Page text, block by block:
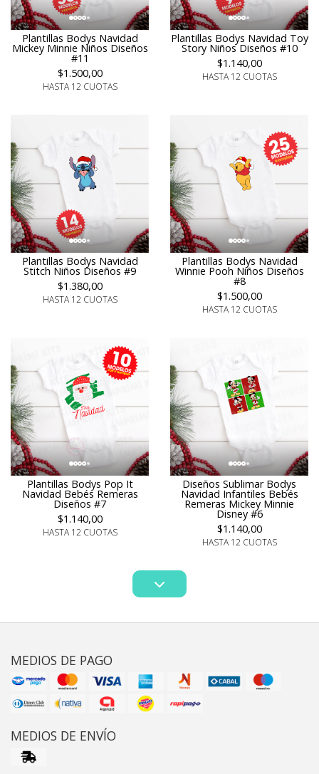
Plantillas Bodys Navidad
Mickey Minnie Niños Diseños
#11
$1.500,00
HASTA 12 CUOTAS
Plantillas Bodys Navidad Toy
Story Niños Diseños #10
$1.140,00
HASTA 12 CUOTAS
Plantillas Bodys Navidad
Stitch Niños Diseños #9
$1.380,00
HASTA 12 CUOTAS
Plantillas Bodys Navidad
Winnie Pooh Niños Diseños
#8
$1.500,00
HASTA 12 CUOTAS
Plantillas Bodys Pop It
Navidad Bebés Remeras
Diseños #7
$1.140,00
HASTA 12 CUOTAS
Diseños Sublimar Bodys
Navidad Infantiles Bebés
Remeras Mickey Minnie
Disney #6
$1.140,00
HASTA 12 CUOTAS
MEDIOS DE PAGO
MEDIOS DE ENVÍO